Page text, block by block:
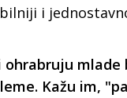
i
mlade
Kažu im,